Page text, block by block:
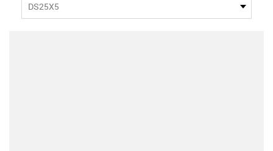
DS25X5